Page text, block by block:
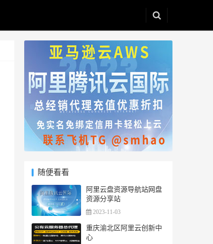
随便看看
阿里云盘资源导航站网盘
资源分享站
2023-11-03
重庆渝北区阿里云创新中
心